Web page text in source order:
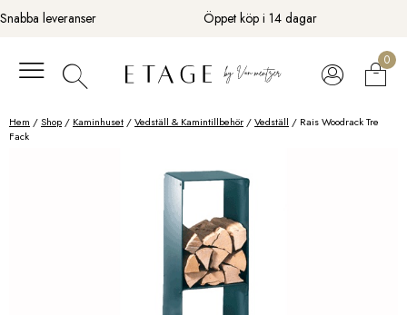
Fortsätt
till
Snabba leveranser Öppet köp i 14 dagar
0
Hem /Shop / Kaminhuset /Vedställ & Kamintillbehör /Vedställ / Rais Woodrack Tre
Fack